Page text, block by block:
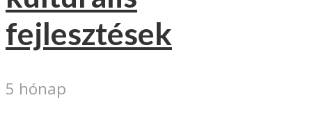
fejlesztések
5 hónap